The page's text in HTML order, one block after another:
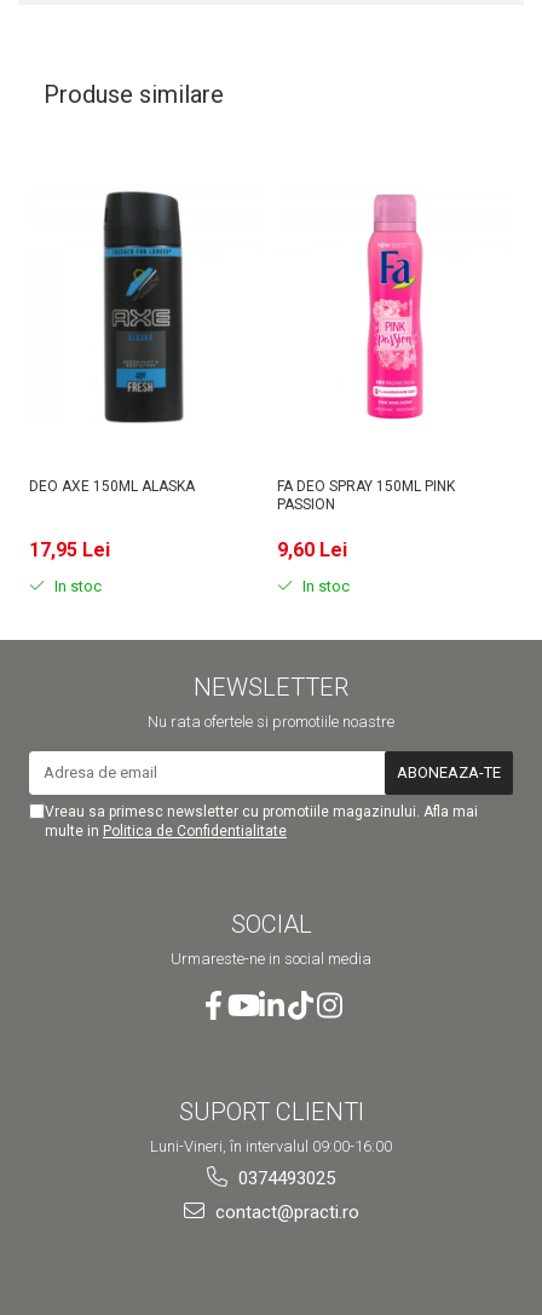
Produse similare
DEO AXE 150ML ALASKA
17,95 Lei
In stoc
FA DEO SPRAY 150ML PINK
PASSION
9,60 Lei
In stoc
NEWSLETTER
Nu rata ofertele si promotiile noastre
Vreau sa primesc newsletter cu promotiile magazinului. Afla mai
multe in Politica de Confidentialitate
SOCIAL
Urmareste-ne in social media
SUPORT CLIENTI
Luni-Vineri, în intervalul 09:00-16:00
0374493025
contact@practi.ro